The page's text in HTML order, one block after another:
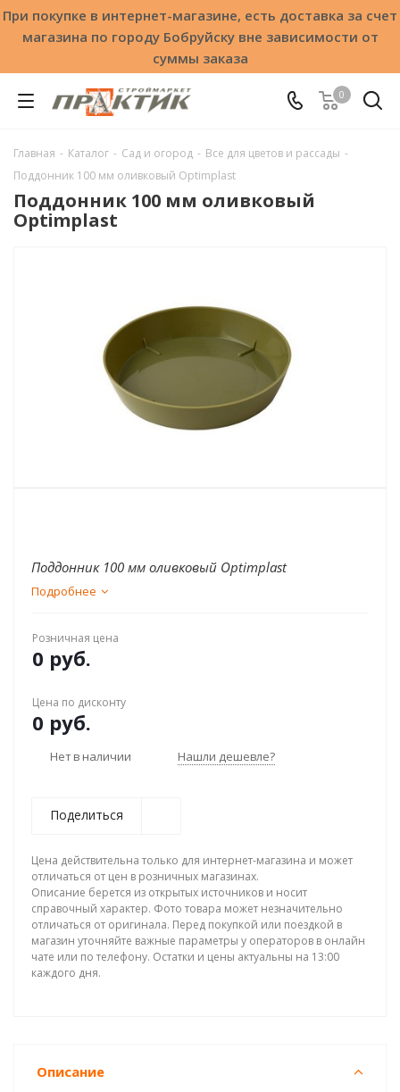
При покупке в интернет-магазине, есть доставка за счет
магазина по городу Бобруйску вне зависимости от
суммы заказа
0
Главная - Каталог - Сад и огород - Все для цветов и рассады -
Поддонник 100 мм оливковый Optimplast
Поддонник 100 мм оливковый
Optimplast
Поддонник 100 мм оливковый Optimplast
Подробнее
Розничная цена
0 руб.
Цена по дисконту
0 руб.
Нет в наличии Нашли дешевле?
Поделиться
Цена действительна только для интернет-магазина и может
отличаться от цен в розничных магазинах.
Описание берется из открытых источников и носит
справочный характер. Фото товара может незначительно
отличаться от оригинала. Перед покупкой или поездкой в
магазин уточняйте важные параметры у операторов в онлайн
чате или по телефону. Остатки и цены актуальны на 13:00
каждого дня.
Описание